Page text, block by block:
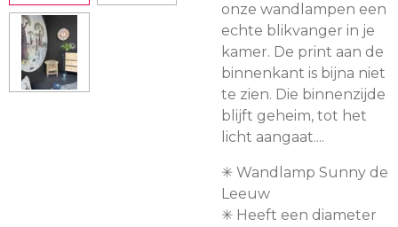
onze wandlampen een
echte blikvanger in je
kamer. De print aan de
binnenkant is bijna niet
te zien. Die binnenzijde
blijft geheim, tot het
licht aangaat....
✳︎ Wandlamp Sunny de
Leeuw
✳︎ Heeft een diameter